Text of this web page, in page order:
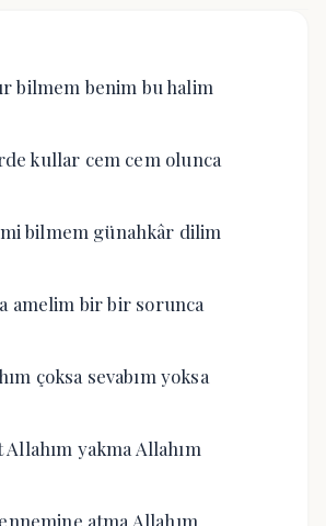
bilmem benim bu halim
kullar cem cem olunca
bilmem günahkâr dilim
amelim bir bir sorunca
çoksa sevabım yoksa
yakma Allahım
atma Allahım